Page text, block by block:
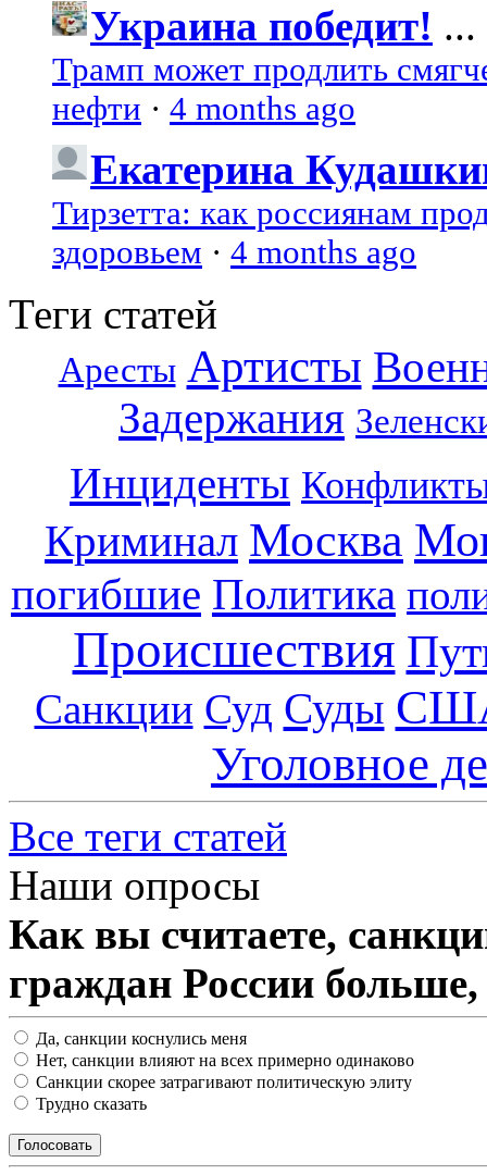
Украина победит! ...
Трамп может продлить
нефти · 4 months ago
Екатерина
Тирзетта: как россиянам
здоровьем · 4 months ago
Теги статей
Аресты Артисты
Задержания
Инциденты
Криминал Москва
погибшие Политика
Происшествия
Санкции Суд Суды
Уголовное
Все теги статей
Наши опросы
Как вы считаете,
граждан России
Да, санкции коснулись меня
Нет, санкции влияют на всех примерно одинаково
Санкции скорее затрагивают политическую элиту
Трудно сказать